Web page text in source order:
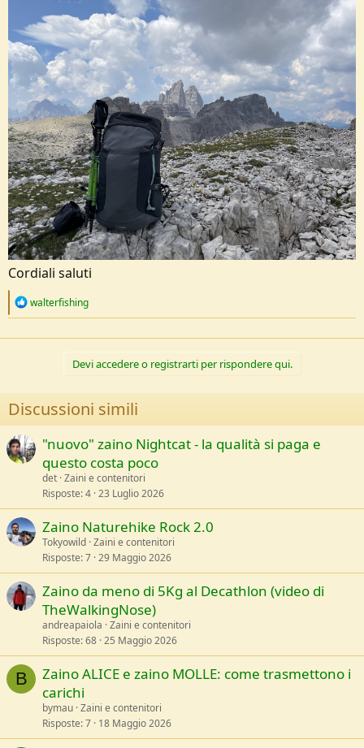
Cordiali saluti
R
c
s
:
walterfishing
Devi accedere o registrarti per rispondere qui.
Discussioni simili
"nuovo" zaino Nightcat - la qualità si paga e
questo costa poco
det Zaini e contenitori
Risposte 4 23 Luglio 2026
Zaino Naturehike Rock 2.0
Tokyowild Zaini e contenitori
Risposte 7 29 Maggio 2026
Zaino da meno di 5Kg al Decathlon (video di
TheWalkingNose)
andreapaiola Zaini e contenitori
Risposte 68 25 Maggio 2026
B
Zaino ALICE e zaino MOLLE: come trasmettono i
carichi
bymau Zaini e contenitori
Risposte 7 18 Maggio 2026